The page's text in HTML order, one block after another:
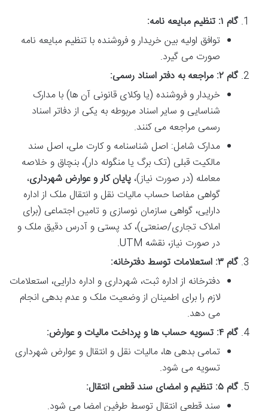
گام ۱: تنظیم مبایعه نامه:
توافق اولیه بین خریدار و فروشنده با تنظیم مبایعه نامه
صورت می گیرد.
گام ۲: مراجعه به دفتر اسناد رسمی:
خریدار و فروشنده (یا وکلای قانونی آن ها) با مدارک
شناسایی و سایر اسناد مربوطه به یکی از دفاتر اسناد
رسمی مراجعه می کنند.
مدارک شامل: اصل شناسنامه و کارت ملی، اصل سند
مالکیت قبلی (تک برگ یا منگوله دار)، بنچاق و خلاصه
معامله (در صورت نیاز)، پایان کار و عوارض شهرداری،
گواهی مفاصا حساب مالیات نقل و انتقال ملک از اداره
دارایی، گواهی سازمان نوسازی و تامین اجتماعی (برای
املاک تجاری/صنعتی)، کد پستی و آدرس دقیق ملک و
در صورت نیاز، نقشه UTM.
گام ۳: استعلامات توسط دفترخانه:
دفترخانه از اداره ثبت، شهرداری و اداره دارایی، استعلامات
لازم را برای اطمینان از وضعیت ملک و عدم بدهی انجام
می دهد.
گام ۴: تسویه حساب ها و پرداخت مالیات و عوارض:
تمامی بدهی ها، مالیات نقل و انتقال و عوارض شهرداری
تسویه می شود.
گام ۵: تنظیم و امضای سند قطعی انتقال:
سند قطعی انتقال توسط طرفین امضا می شود.